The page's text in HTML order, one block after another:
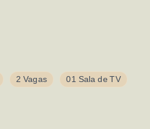
2 Vagas 01 Sala de TV